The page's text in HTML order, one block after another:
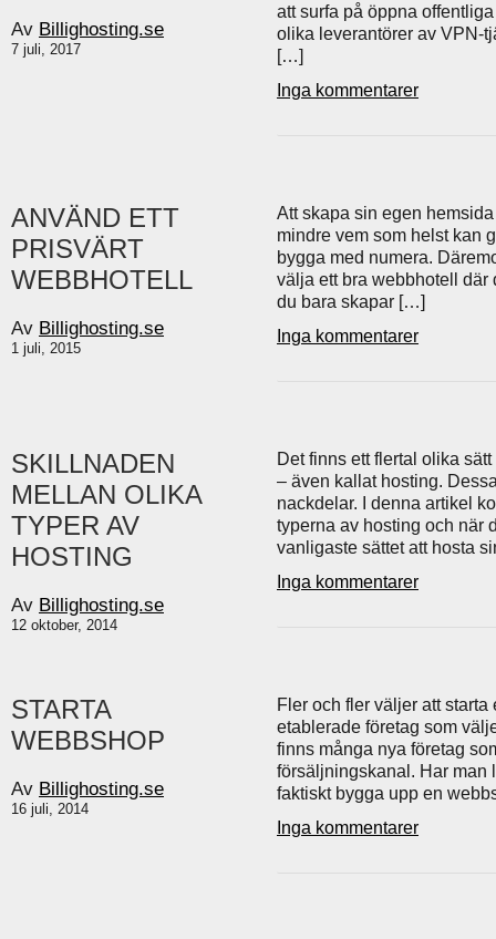
Av Billighosting.se
7 juli, 2017
att surfa på öppna
olika leverantörer av VPN-
[…]
Inga kommentarer
ANVÄND ETT
PRISVÄRT
WEBBHOTELL
Av Billighosting.se
1 juli, 2015
Att skapa sin egen
mindre vem som helst kan
bygga med numera.
välja ett bra webbhotell där
du bara skapar […]
Inga kommentarer
SKILLNADEN
MELLAN OLIKA
TYPER AV
HOSTING
Av Billighosting.se
12 oktober, 2014
Det finns ett flertal olika
– även kallat hosting.
nackdelar. I denna artikel
typerna av hosting och när
vanligaste sättet att hosta
Inga kommentarer
STARTA
WEBBSHOP
Av Billighosting.se
16 juli, 2014
Fler och fler väljer att
etablerade företag som
finns många nya företag
försäljningskanal. Har man
faktiskt bygga upp en
Inga kommentarer